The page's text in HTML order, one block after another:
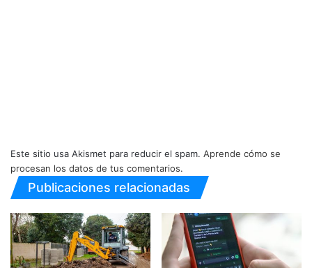
Este sitio usa Akismet para reducir el spam. Aprende cómo se
procesan los datos de tus comentarios.
Publicaciones relacionadas